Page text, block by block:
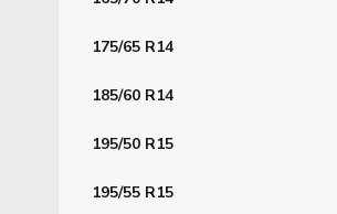
175/65 R14
185/60 R14
195/50 R15
195/55 R15